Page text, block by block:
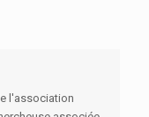
l'association